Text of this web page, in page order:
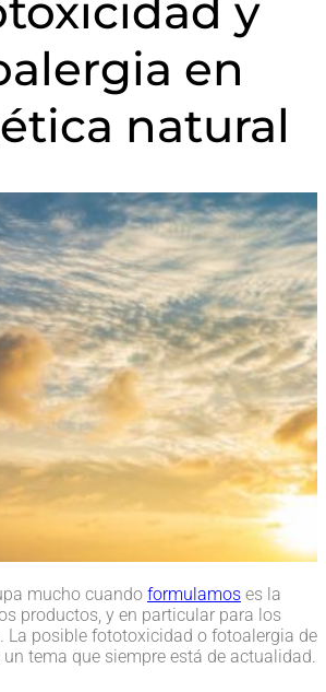
y
en
natural
mucho cuando formulamos es la
productos, y en particular para los
La posible fototoxicidad o fotoalergia de
tema que siempre está de actualidad.